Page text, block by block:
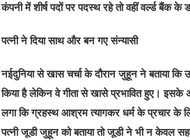
कंपनी में शीर्ष पदों पर पदस्थ रहे तो वहीं वर्ल्ड बैंक
पत्नी ने दिया साथ और बन गए संन्यासी
नईदुनिया से खास चर्चा के दौरान जुहून ने बताया कि
किया है लेकिन वे गीता से खासे प्रभावित हुए। इसके
लगा कि ग्रहस्थ आश्रम त्यागकर धर्म के प्रचार के
पत्नी जूडी जुहून को बताया तो जूडी ने भी न केवल